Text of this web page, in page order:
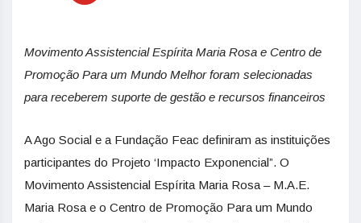
Movimento Assistencial Espírita Maria Rosa e Centro de
Promoção Para um Mundo Melhor foram selecionadas
para receberem suporte de gestão e recursos financeiros
A Ago Social e a Fundação Feac definiram as instituições
participantes do Projeto ‘Impacto Exponencial”. O
Movimento Assistencial Espírita Maria Rosa – M.A.E.
Maria Rosa e o Centro de Promoção Para um Mundo